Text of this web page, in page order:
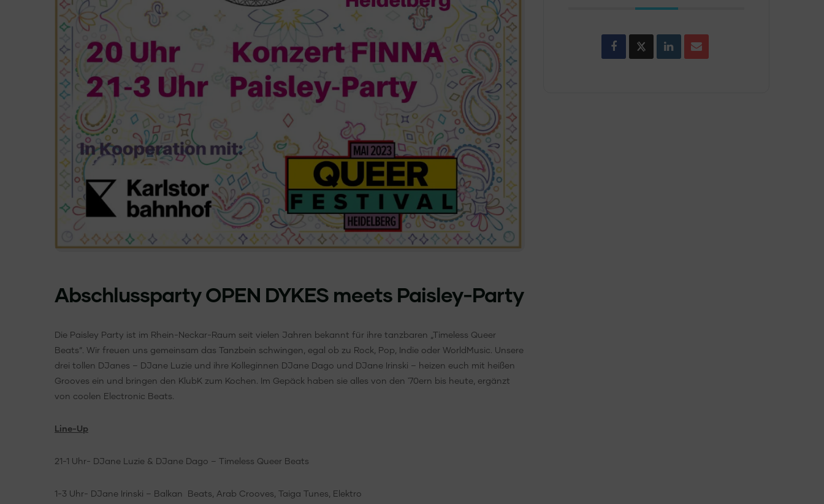
Abschlussparty OPEN DYKES meets Paisley-Party
Die Paisley Party ist im Rhein-Neckar-Raum seit vielen Jahren bekannt für ihre tanzbaren „Timeless Queer
Beats“. Wir freuen uns gemeinsam das Tanzbein schwingen, egal ob zu Rock, Pop, Indie oder WorldMusic. Unsere
drei tollen DJanes – DJane Luzie und ihre Kolleginnen DJane Dago und DJane Irinski – heizen euch mit heißen
Grooves ein und bringen den KlubK zum Kochen. Im Gepäck haben sie alles von den `70ern bis heute, ergänzt
von coolen Electronic Beats.
Line-Up
21-1 Uhr- DJane Luzie & DJane Dago – Timeless Queer Beats
1-3 Uhr- DJane Irinski – Balkan Beats, Arab Crooves, Taiga Tunes, Elektro